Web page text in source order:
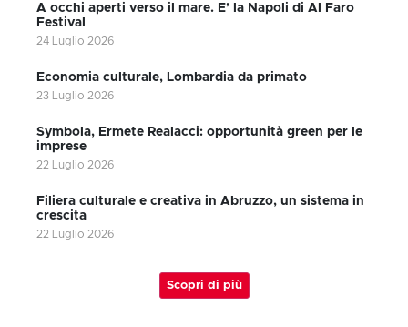
A occhi aperti verso il mare. E’ la Napoli di Al Faro
Festival
24 Luglio 2026
Economia culturale, Lombardia da primato
23 Luglio 2026
Symbola, Ermete Realacci: opportunità green per le
imprese
22 Luglio 2026
Filiera culturale e creativa in Abruzzo, un sistema in
crescita
22 Luglio 2026
Scopri di più